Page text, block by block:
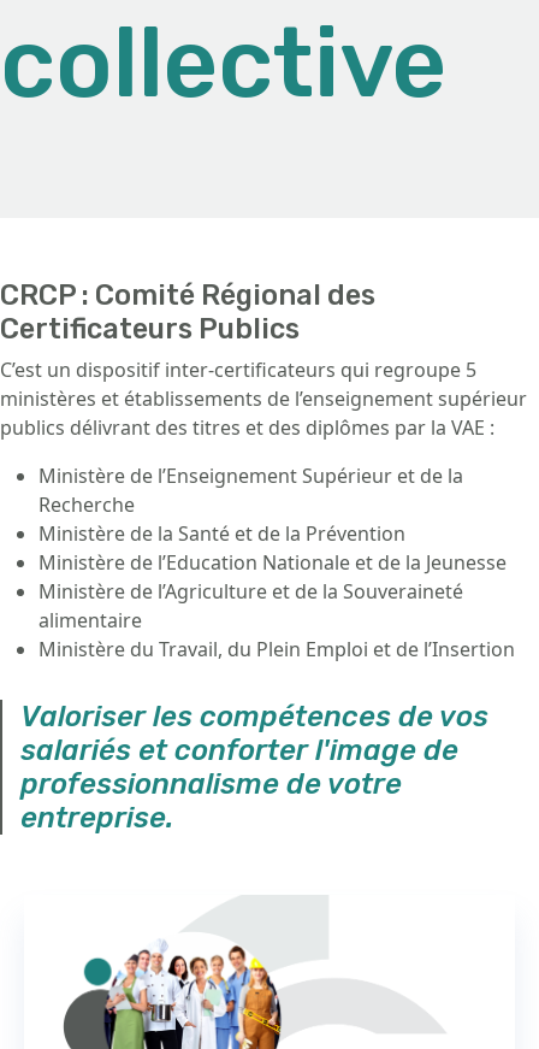
collective
CRCP : Comité Régional des
Certificateurs Publics
C’est un dispositif inter-certificateurs qui regroupe 5
ministères et établissements de l’enseignement supérieur
publics délivrant des titres et des diplômes par la VAE :
Ministère de l’Enseignement Supérieur et de la
Recherche
Ministère de la Santé et de la Prévention
Ministère de l’Education Nationale et de la Jeunesse
Ministère de l’Agriculture et de la Souveraineté
alimentaire
Ministère du Travail, du Plein Emploi et de l’Insertion
Valoriser les compétences de vos
salariés et conforter l'image de
professionnalisme de votre
entreprise.